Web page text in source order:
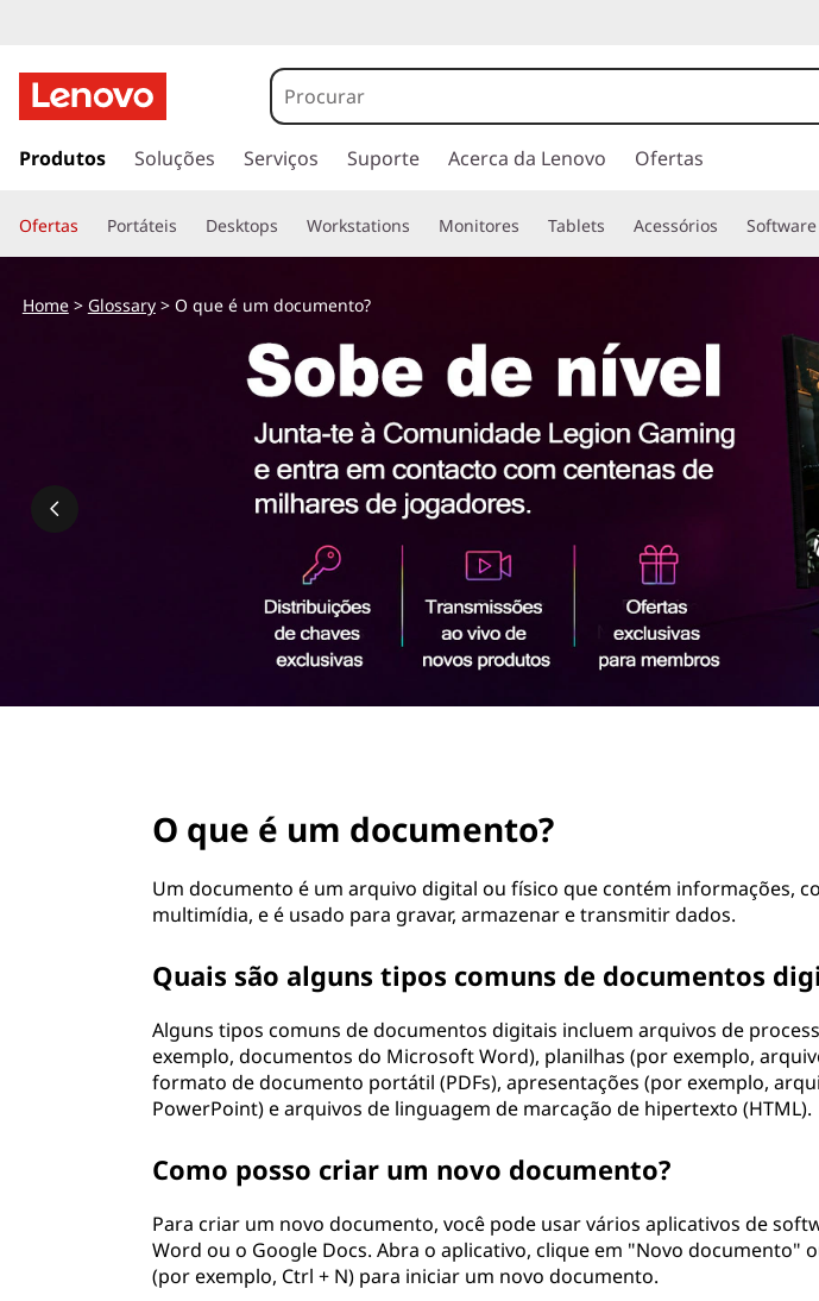
a
a
r
a
n
Produtos Soluções Serviços Suporte Acerca da Lenovo Ofertas
Ofertas Portáteis Desktops Workstations Monitores Tablets Acessórios Software
Home> Glossary> O que é um documento?
O que é um documento?
Um documento é um arquivo digital ou físico que contém informações,
multimídia, e é usado para gravar, armazenar e transmitir dados.
Quais são alguns tipos comuns de documentos
Alguns tipos comuns de documentos digitais incluem arquivos de
exemplo, documentos do Microsoft Word), planilhas (por exemplo,
formato de documento portátil (PDFs), apresentações (por exemplo,
PowerPoint) e arquivos de linguagem de marcação de hipertexto (HTML).
Como posso criar um novo documento?
Para criar um novo documento, você pode usar vários aplicativos de
Word ou o Google Docs. Abra o aplicativo, clique em "Novo documento"
(por exemplo, Ctrl + N) para iniciar um novo documento.